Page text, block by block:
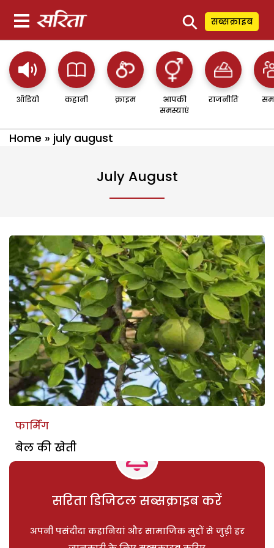
⚲ सब्सक्राइब
ऑडियो कहानी क्राइम
आपकी
समस्याएं
राजनीति
Home » july august
July August
फार्मिंग
बेल की खेती
सरिता डिजिटल सब्सक्राइब करें
अपनी पसंदीदा कहानियां और सामाजिक मुद्दों से जुड़ी हर